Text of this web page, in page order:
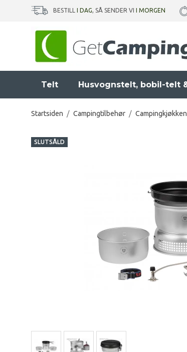
BESTILL I DAG, SÅ SENDER VI I MORGEN
Telt Husvognstelt, bobil-telt
Startsiden / Campingtilbehør /
SLUTSÅLD